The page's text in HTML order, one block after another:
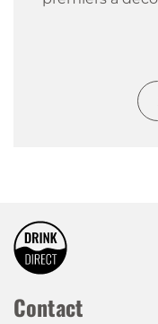
Contact